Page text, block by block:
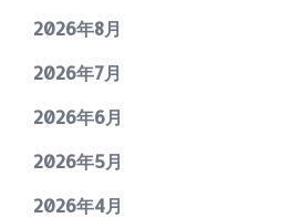
2026年8月
2026年7月
2026年6月
2026年5月
2026年4月